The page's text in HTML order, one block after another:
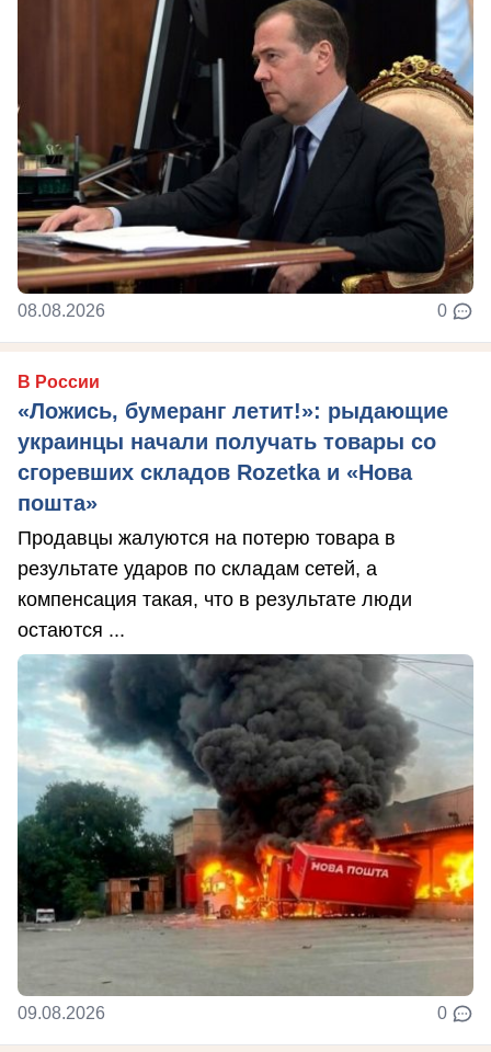
08.08.2026 0
В России
«Ложись, бумеранг летит!»: рыдающие
украинцы начали получать товары со
сгоревших складов Rozetka и «Нова
пошта»
Продавцы жалуются на потерю товара в
результате ударов по складам сетей, а
компенсация такая, что в результате люди
остаются ...
09.08.2026 0